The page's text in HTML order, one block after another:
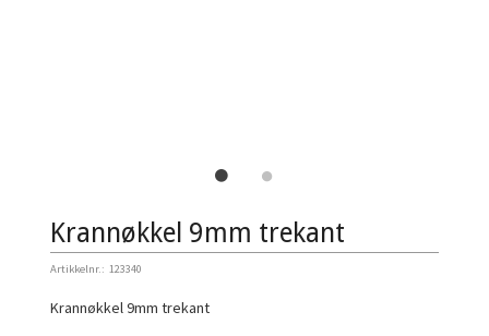
Krannøkkel 9mm trekant
Artikkelnr.: 123340
Krannøkkel 9mm trekant